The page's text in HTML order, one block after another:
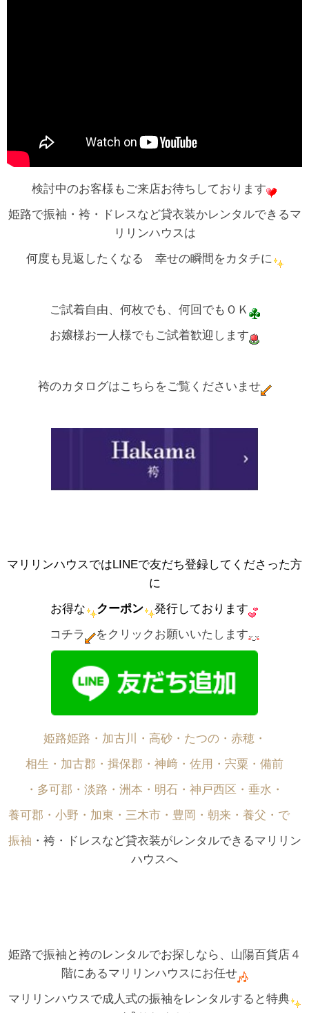
検討中のお客様もご来店お待ちしております
姫路で振袖・袴・ドレスなど貸衣装かレンタルできるマ
リリンハウスは
何度も見返したくなる 幸せの瞬間をカタチに
ご試着自由、何枚でも、何回でもＯＫ
お嬢様お一人様でもご試着歓迎します
袴のカタログはこちらをご覧くださいませ
マリリンハウスではLINEで友だち登録してくださった方
に
お得な
クーポン
発行しております
コチラ
をクリックお願いいたします
姫路姫路・加古川・高砂・たつの・赤穂・
相生・加古郡・揖保郡・神﨑・佐用・宍粟・備前
・多可郡・淡路・洲本・明石・神戸西区・垂水・
養可郡・小野・加東・三木市・豊岡・朝来・養父・で゙
振袖 ・袴・ドレスなど貸衣装がレンタルできるマリリン
ハウスへ
姫路で振袖と袴のレンタルでお探しなら、山陽百貨店４
階にあるマリリンハウスにお任せ
マリリンハウスで成人式の振袖をレンタルすると特典